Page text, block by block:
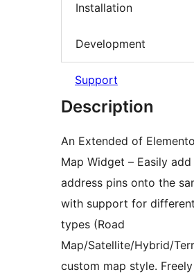
Installation
Development
Support
Description
An Extended of
Map Widget – Easily
address pins onto the
with support for
types (Road
Map/Satellite/Hybrid/
custom map style.